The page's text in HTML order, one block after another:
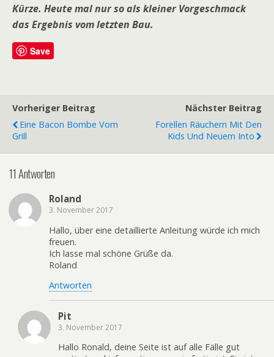
Kürze. Heute mal nur so als kleiner Vorgeschmack
das Ergebnis vom letzten Bau.
Save
Vorheriger Beitrag
Eine Bacon Bombe Vom
Grill
Nächster Beitrag
Forellen Räuchern Mit Den
Kids Und Neuem Into
11 Antworten
Roland
3. November 2017
Hallo, über eine detaillierte Anleitung würde ich mich
freuen.
Ich lasse mal schöne Grüße da.
Roland
Antworten
Pit
3. November 2017
Hallo Ronald, deine Seite ist auf alle Fälle gut